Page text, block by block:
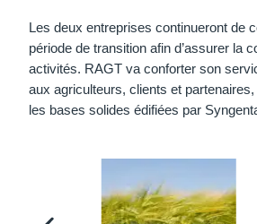
Les deux entreprises continueront de
période de transition afin d’assurer la
activités. RAGT va conforter son
aux agriculteurs, clients et partenaires,
les bases solides édifiées par